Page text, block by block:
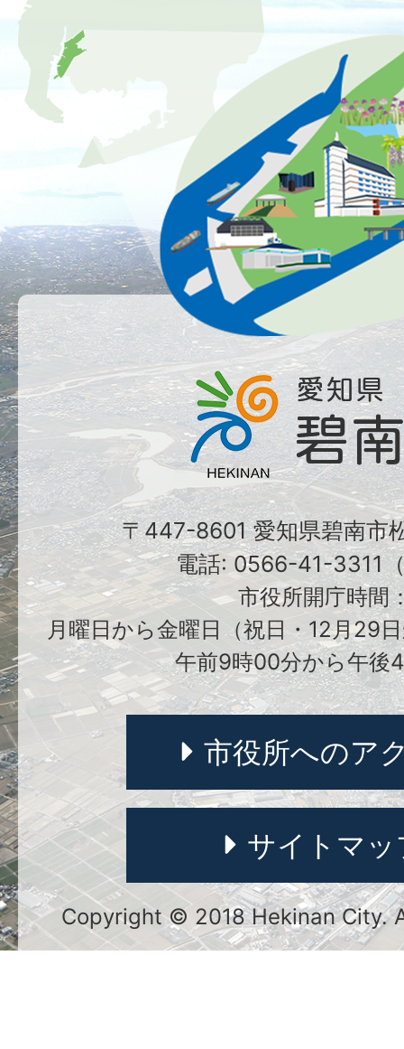
〒447-8601 愛知県碧南市
電話: 0566-41-3311
市役所開庁時間
月曜日から金曜日（祝日・12月29
午前9時00分から午後
市役所へのア
サイトマッ
Copyright © 2018 Hekinan City.